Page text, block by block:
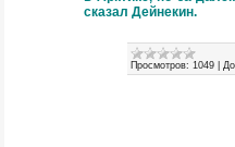
сказал Дейнекин.
Просмотров: 1049